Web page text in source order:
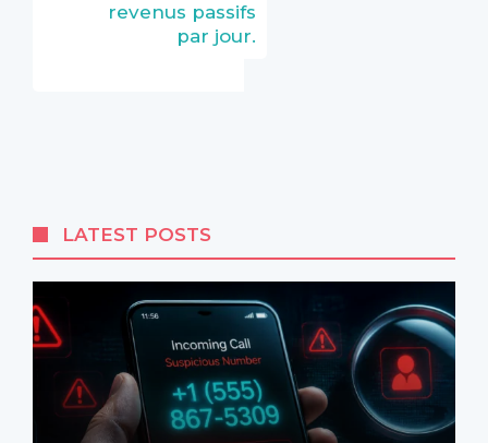
revenus passifs
par jour.
LATEST POSTS